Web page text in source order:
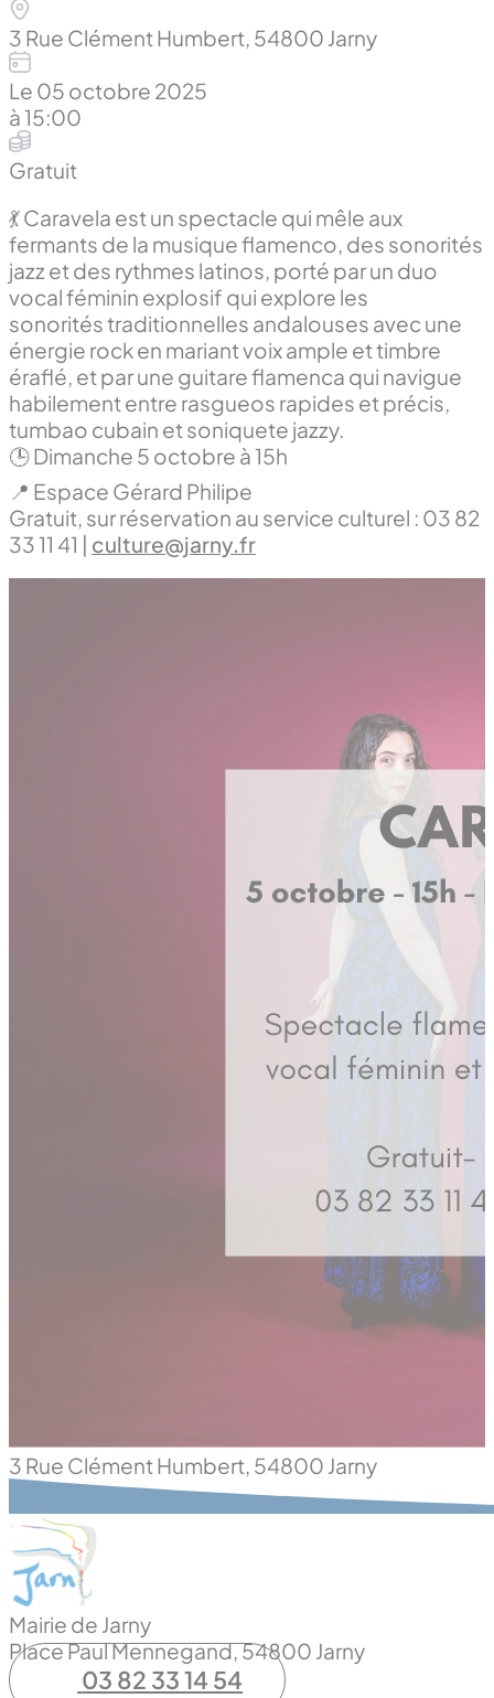
3 Rue Clément Humbert, 54800 Jarny
Le 05 octobre 2025
à 15:00
Gratuit
💃 Caravela est un spectacle qui mêle aux
fermants de la musique flamenco, des sonorités
jazz et des rythmes latinos, porté par un duo
vocal féminin explosif qui explore les
sonorités traditionnelles andalouses avec une
énergie rock en mariant voix ample et timbre
éraflé, et par une guitare flamenca qui navigue
habilement entre rasgueos rapides et précis,
tumbao cubain et soniquete jazzy.
🕒 Dimanche 5 octobre à 15h
📍 Espace Gérard Philipe
Gratuit, sur réservation au service culturel : 03 82
33 11 41 | culture@jarny.fr
3 Rue Clément Humbert, 54800 Jarny
Mairie de Jarny
Place Paul Mennegand, 54800 Jarny
03 82 33 14 54